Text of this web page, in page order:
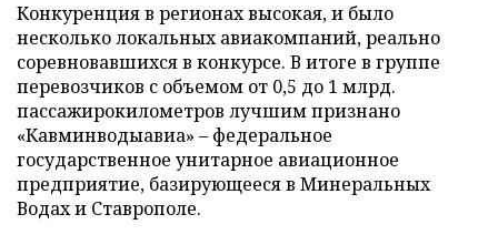
Конкуренция в регионах высокая, и было
несколько локальных авиакомпаний, реально
соревновавшихся в конкурсе. В итоге в группе
перевозчиков с объемом от 0,5 до 1 млрд.
пассажирокилометров лучшим признано
«Кавминводыавиа» – федеральное
государственное унитарное авиационное
предприятие, базирующееся в Минеральных
Водах и Ставрополе.